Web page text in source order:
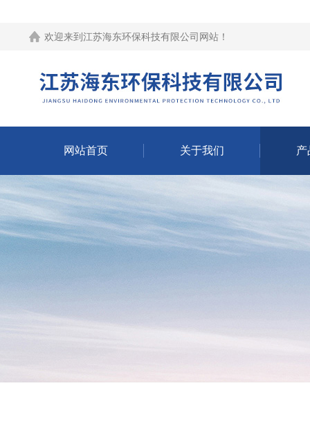
欢迎来到江苏海东环保科技有限公司网站！
网站首页 关于我们 产